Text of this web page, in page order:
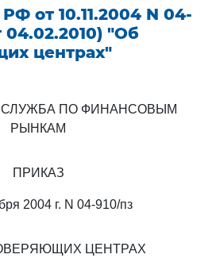
от 10.11.2004 N 04-
04.02.2010) "Об
центрах"
ПО ФИНАНСОВЫМ
РЫНКАМ
ПРИКАЗ
2004 г. N 04-910/пз
ЦЕНТРАХ